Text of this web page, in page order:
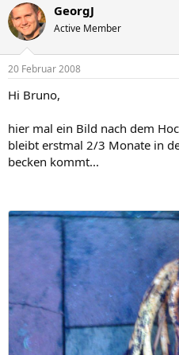
GeorgJ
Active Member
20 Februar 2008
Hi Bruno,
hier mal ein Bild nach dem
bleibt erstmal 2/3 Monate in
becken kommt...